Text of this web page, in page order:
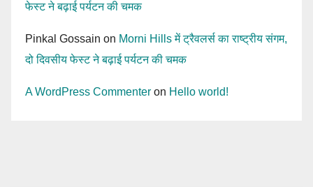
फेस्ट ने बढ़ाई पर्यटन की चमक
Pinkal Gossain on Morni Hills में ट्रैवलर्स का राष्ट्रीय संगम,
दो दिवसीय फेस्ट ने बढ़ाई पर्यटन की चमक
A WordPress Commenter on Hello world!